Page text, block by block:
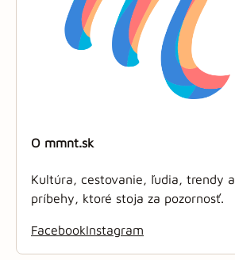
O mmnt.sk
Kultúra, cestovanie, ľudia, trendy a
príbehy, ktoré stoja za pozornosť.
FacebookInstagram